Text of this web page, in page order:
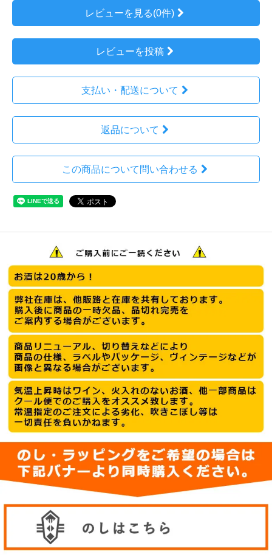
レビューを見る(0件)
レビューを投稿
支払い・配送について
返品について
この商品について問い合わせる